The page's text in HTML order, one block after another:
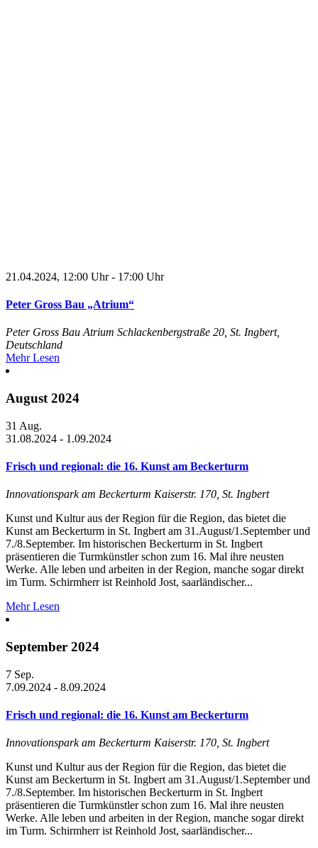
21.04.2024, 12:00 Uhr- 17:00 Uhr
Peter Gross Bau „Atrium“
Peter Gross Bau Atrium Schlackenbergstraße 20, St. Ingbert,
Deutschland
Mehr Lesen
August 2024
31 Aug.
31.08.2024 - 1.09.2024
Frisch und regional: die 16. Kunst am Beckerturm
Innovationspark am Beckerturm Kaiserstr. 170, St. Ingbert
Kunst und Kultur aus der Region für die Region, das bietet die
Kunst am Beckerturm in St. Ingbert am 31.August/1.September und
7./8.September. Im historischen Beckerturm in St. Ingbert
präsentieren die Turmkünstler schon zum 16. Mal ihre neusten
Werke. Alle leben und arbeiten in der Region, manche sogar direkt
im Turm. Schirmherr ist Reinhold Jost, saarländischer...
Mehr Lesen
September 2024
7 Sep.
7.09.2024 - 8.09.2024
Frisch und regional: die 16. Kunst am Beckerturm
Innovationspark am Beckerturm Kaiserstr. 170, St. Ingbert
Kunst und Kultur aus der Region für die Region, das bietet die
Kunst am Beckerturm in St. Ingbert am 31.August/1.September und
7./8.September. Im historischen Beckerturm in St. Ingbert
präsentieren die Turmkünstler schon zum 16. Mal ihre neusten
Werke. Alle leben und arbeiten in der Region, manche sogar direkt
im Turm. Schirmherr ist Reinhold Jost, saarländischer...